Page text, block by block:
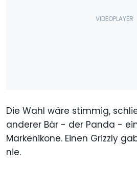
Die Wahl wäre stimmig,
anderer Bär - der Panda -
Markenikone. Einen Grizzly
nie.